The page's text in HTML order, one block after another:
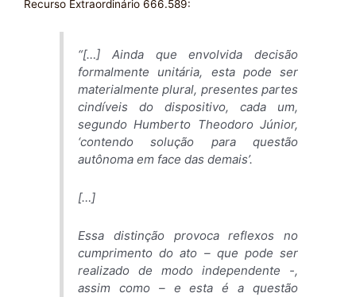
Recurso Extraordinário 666.589:
“[…] Ainda que envolvida decisão
formalmente unitária, esta pode ser
materialmente plural, presentes partes
cindíveis do dispositivo, cada um,
segundo Humberto Theodoro Júnior,
‘contendo solução para questão
autônoma em face das demais’.
[…]
Essa distinção provoca reflexos no
cumprimento do ato – que pode ser
realizado de modo independente -,
assim como – e esta é a questão